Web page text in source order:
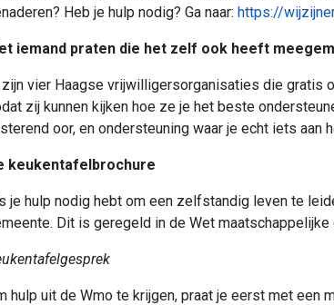
Heb je hulp nodig? Ga naar: https://
iemand praten die het zelf ook heeft
zijn vier Haagse vrijwilligersorganisaties die gratis
zij kunnen kijken hoe ze je het beste
oor, en ondersteuning waar je echt iets aan
keukentafelbrochure
je hulp nodig hebt om een zelfstandig leven te
Dit is geregeld in de Wet maatschappelijke
hulp uit de Wmo te krijgen, praat je eerst met een